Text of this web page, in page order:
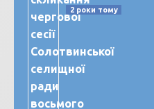
2 роки тому